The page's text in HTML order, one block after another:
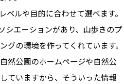
ルや目的に合わせて選べます。
シエーションがあり、山歩きのプ
の環境を作ってくれています。
然公園のホームページや自然公
ていますから、そういった情報